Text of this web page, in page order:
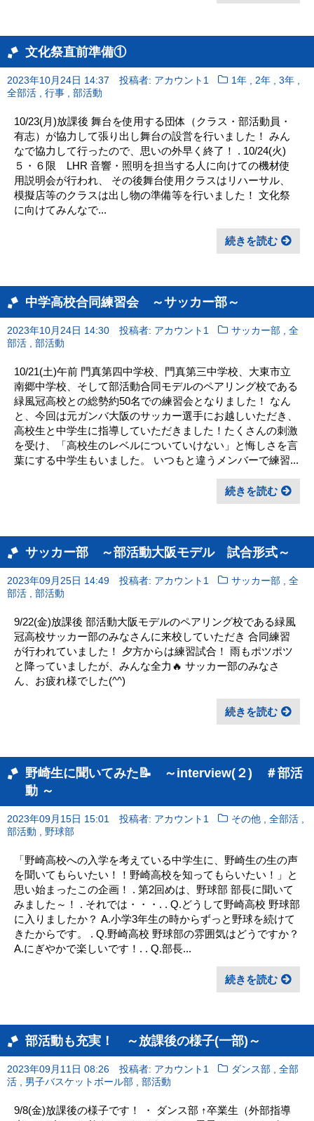
文化祭直前準備①
2023年10月24日 14:37 投稿者: アカウント1 1年 2年 ,3年
全部活
行事 部活動
10/23(月)放課後 舞台を使用する団体（クラス・部活動員・
有志）が協力して張り出し舞台の設営を行いました！ みん
なで協力して行ったので、思いの外早く終了！ . 10/24(火)
５・６限 LHR 音響・照明を担当する人に向けての機材使
用説明会が行われ、 その後舞台使用クラスはリハーサル、
模擬店等のクラスは出し物の準備等を行いました！ 文化祭
に向けてみんなで...
続きを読む
中学高校合同練習会 ～サッカー部～
2023年10月24日 14:30 投稿者: アカウント1 サッカー部 ,全
部活
部活動
10/21(土)午前 門真第四中学校、門真第三中学校、大東市立
南郷中学校、そして部活動合同モデルのペアリング校である
緑風冠高校との総勢約50名での練習会となりました！ なん
と、今回は元ガンバ大阪のサッカー選手にお越しいただき、
高校生と中学生に指導していただきました！たくさんの刺激
を受け、「高校生のレベルについていけない」と悔しさを言
葉にする中学生もいました。 いつもと違うメンバーで練習...
続きを読む
サッカー部 ～部活動大阪モデル 試合形式～
2023年09月25日 14:49 投稿者: アカウント1 サッカー部 ,全
部活
部活動
9/22(金)放課後 部活動大阪モデルのペアリング校である緑風
冠高校サッカー部のみなさんに来校していただき 合同練習
が行われていました！ 夕方からは練習試合！ 雨もポツポツ
と降っていましたが、みんな全力🔥 サッカー部のみなさ
ん、お疲れ様でした(^^)
続きを読む
野崎生に聞いてみた📝 ～interview(２) ＃部活
動 ～
2023年09月15日 15:01 投稿者: アカウント1 その他 ,全部活
部活動
野球部
「野崎高校への入学を考えている中学生に、野崎生の生の声
を聞いてもらいたい！！野崎高校を知ってもらいたい！」と
思い始まったこの企画！ . 第2回めは、野球部 部長に聞いて
みました～！ . それでは・・・. . Q.どうして野崎高校 野球部
に入りましたか？ A.小学3年生の時からずっと野球を続けて
きたからです。 . Q.野崎高校 野球部の雰囲気はどうですか？
A.にぎやかで楽しいです！. . Q.部長...
続きを読む
部活動も充実！ ～放課後の様子(一部)～
2023年09月11日 08:26 投稿者: アカウント1 ダンス部 ,全部
活
男子バスケットボール部 部活動
9/8(金)放課後の様子です！ ・ ダンス部 ↑卒業生（外部指導